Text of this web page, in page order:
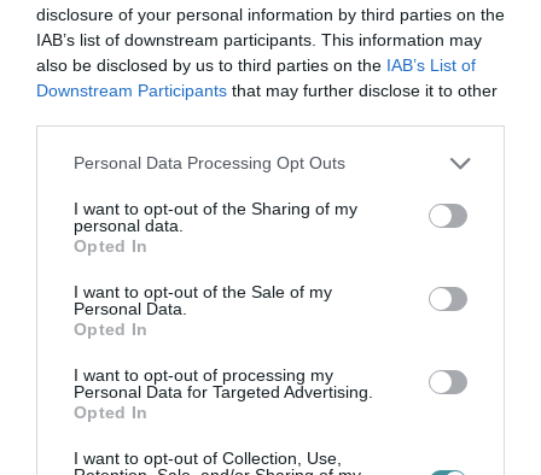
disclosure of your personal information by third parties on the
IAB’s list of downstream participants. This information may
also be disclosed by us to third parties on the IAB’s List of
Downstream Participants that may further disclose it to other
Please note that this website/app uses one or more Google
not limited to your visit or usage behaviour. You may click to
grant or deny consent to Google and its third-party tags to
use your data for below specified purposes in below Google
consent section.
Personal Data Processing Opt Outs
I want to opt-out of the Sharing of my
personal data.
Opted In
I want to opt-out of the Sale of my
Personal Data.
Opted In
I want to opt-out of processing my
Personal Data for Targeted Advertising.
Opted In
I want to opt-out of Collection, Use,
VISSZA A FŐOLDALRA
Legfrissebb híreink
2026. augusztus 09